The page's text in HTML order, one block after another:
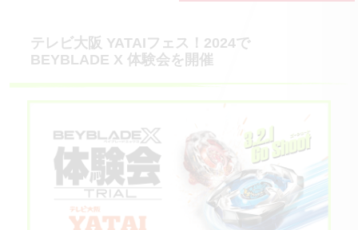
テレビ大阪 YATAIフェス！2024で
BEYBLADE X 体験会を開催